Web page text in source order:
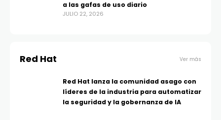
a las gafas de uso diario
JULIO 22, 2026
Red Hat Ver más
Red Hat lanza la comunidad asago con
líderes de la industria para automatizar
la seguridad y la gobernanza de IA